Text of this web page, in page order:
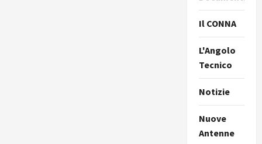
Il CONNA
L'Angolo
Tecnico
Notizie
Nuove
Antenne